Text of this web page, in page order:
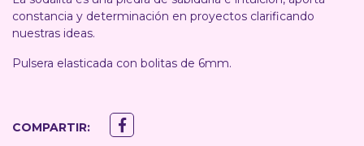
constancia y determinación en proyectos clarificando
nuestras ideas.
Pulsera elasticada con bolitas de 6mm.
COMPARTIR: